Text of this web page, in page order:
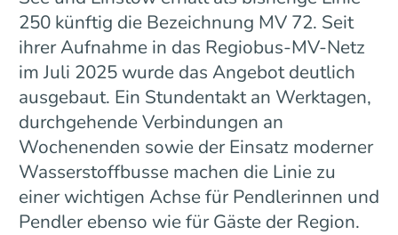
250 künftig die Bezeichnung MV 72. Seit
ihrer Aufnahme in das Regiobus-MV-Netz
im Juli 2025 wurde das Angebot deutlich
ausgebaut. Ein Stundentakt an Werktagen,
durchgehende Verbindungen an
Wochenenden sowie der Einsatz moderner
Wasserstoffbusse machen die Linie zu
einer wichtigen Achse für Pendlerinnen und
Pendler ebenso wie für Gäste der Region.